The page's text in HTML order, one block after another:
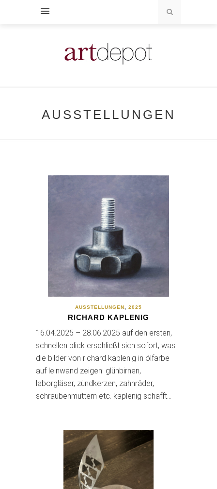
AUSSTELLUNGEN
AUSSTELLUNGEN 2025
RICHARD KAPLENIG
16.04.2025 – 28.06.2025 auf den ersten,
schnellen blick erschließt sich sofort, was
die bilder von richard kaplenig in ölfarbe
auf leinwand zeigen: glühbirnen,
laborgläser, zündkerzen, zahnräder,
schraubenmuttern etc. kaplenig schafft…